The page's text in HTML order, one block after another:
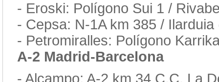
- Eroski: Polígono Sui 1 /
- Cepsa: N-1A km 385 / Ilarduia
- Petromiralles: Polígono
A-2 Madrid-Barcelona
- Alcampo: A-2 km 34 C.C. La